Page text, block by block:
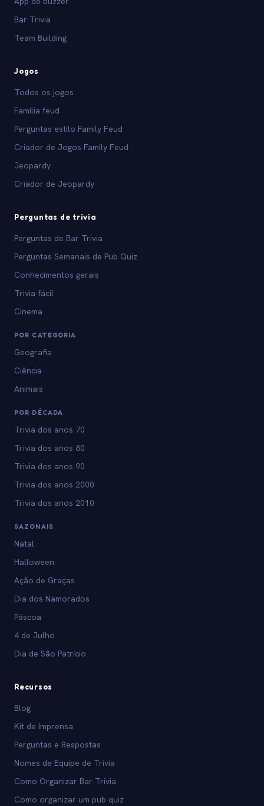
Bar Trivia
Team Building
Jogos
Todos os jogos
Família feud
Perguntas estilo Family Feud
Criador de Jogos Family Feud
Jeopardy
Criador de Jeopardy
Perguntas de trivia
Perguntas de Bar Trivia
Perguntas Semanais de Pub Quiz
Conhecimentos gerais
Trivia fácil
Cinema
POR CATEGORIA
Geografia
Ciência
Animais
POR DÉCADA
Trivia dos anos 70
Trivia dos anos 80
Trivia dos anos 90
Trivia dos anos 2000
Trivia dos anos 2010
SAZONAIS
Natal
Halloween
Ação de Graças
Dia dos Namorados
Páscoa
4 de Julho
Dia de São Patrício
Recursos
Blog
Kit de Imprensa
Perguntas e Respostas
Nomes de Equipe de Trivia
Como Organizar Bar Trivia
Como organizar um pub quiz